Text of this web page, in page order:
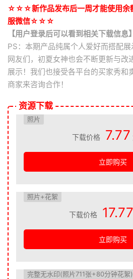
☆☆☆新作品发布后一周才能使用余
服微信☆☆☆
【用户登录后可以看到相关下载信息】
PS：本期产品纯属个人爱好而搭配
网友们，初夏女神也会不断更新与改
展示！我们也接受各平台的买家秀和
商家来咨询合作！
资源下载
照片
下载价格 7.77
立即购买
照片+花絮
下载价格 17.77
立即购买
完整无水印(照片711张+80分钟花絮)